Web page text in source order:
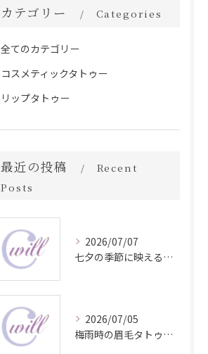
カテゴリー Categories
全てのカテゴリー
コスメティックタトゥー
リップタトゥー
最近の投稿
Recent
Posts
2026/07/07
七夕の季節に映える眉毛タトゥー技術
2026/07/05
梅雨時の眉毛タトゥー美容法